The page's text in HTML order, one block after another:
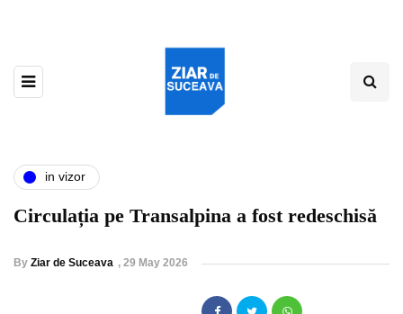
in vizor
Circulația pe Transalpina a fost redeschisă
By Ziar de Suceava , 29 May 2026